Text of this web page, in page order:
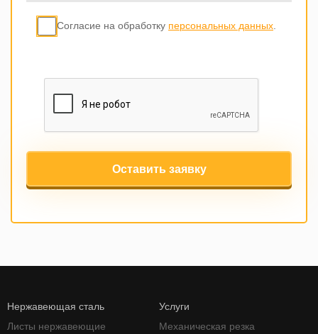
Согласие на обработку персональных данных.
Оставить заявку
Нержавеющая сталь
Листы нержавеющие
Услуги
Механическая резка